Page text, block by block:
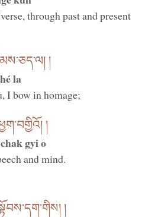
through past and present
།
la
I bow in homage;
།
gyi o
and mind.
།